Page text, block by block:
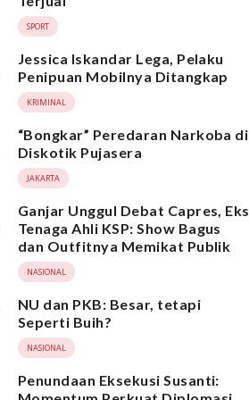
SPORT
Jessica Iskandar Lega, Pelaku
Penipuan Mobilnya Ditangkap
KRIMINAL
“Bongkar” Peredaran Narkoba di
Diskotik Pujasera
JAKARTA
Ganjar Unggul Debat Capres, Eks
Tenaga Ahli KSP: Show Bagus
dan Outfitnya Memikat Publik
NASIONAL
NU dan PKB: Besar, tetapi
Seperti Buih?
NASIONAL
Penundaan Eksekusi Susanti: